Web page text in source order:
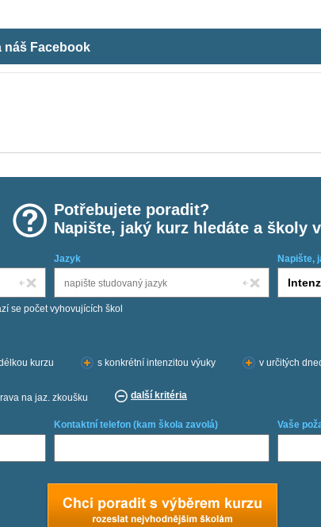
náš Facebook
Potřebujete poradit?
Napište, jaký kurz hledáte a školy
Jazyk Napište,
se počet vyhovujících škol
kurzu s konkrétní intenzitou výuky v určitých
na jaz. zkoušku další kritéria
Kontaktní telefon (kam škola zavolá) Vaše